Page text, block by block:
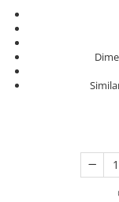
PWM
Convertoare de
Sisteme de stocare
LiFePO4
Pachete complete
Sisteme de
Sisteme
Sisteme
mica (rulota/